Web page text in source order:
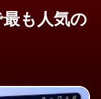
も人気の